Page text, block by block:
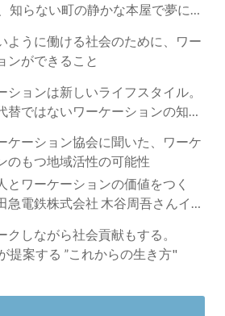
知らない町の静かな本屋で夢に近
ように働ける社会のために、ワー
ンができること
ションは新しいライフスタイル。
替ではないワーケーションの知ら
ケーション協会に聞いた、ワーケ
のもつ地域活性の可能性
とワーケーションの価値をつく
急電鉄株式会社 木谷周吾さんイン
クしながら社会貢献もする。
提案する ”これからの生き方"